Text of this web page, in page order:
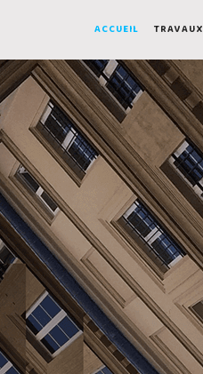
accueil travaux